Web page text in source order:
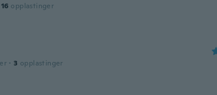
16 opplastinger
· 3 opplastinger